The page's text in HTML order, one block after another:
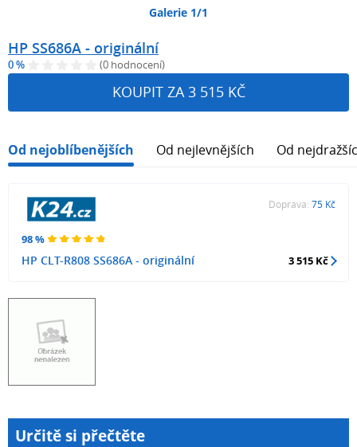
Galerie 1/1
HP SS686A - originální
0 % (0 hodnocení)
KOUPIT ZA 3 515 KČ
Od nejoblíbenějších Od nejlevnějších Od
98 %
HP CLT-R808 SS686A - originální
Doprava: 75 Kč
3 515 Kč
Určitě si přečtěte